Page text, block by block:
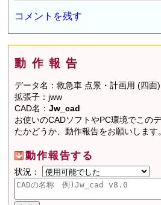
コメントを残す
動作報告
データ名：救急車 点景・計画用 (四面
拡張子：jww
CAD名：Jw_cad
お使いのCADソフトやPC環境でこの
たかどうか、動作報告をお願いします
動作報告する
状況：